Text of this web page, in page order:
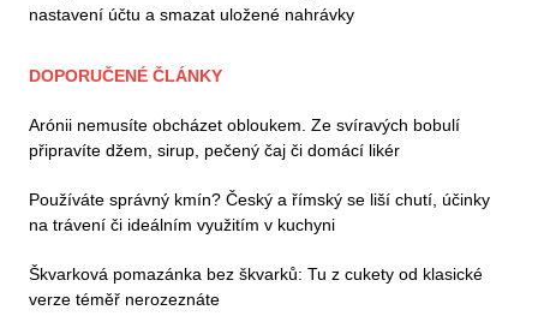
nastavení účtu a smazat uložené nahrávky
DOPORUČENÉ ČLÁNKY
Arónii nemusíte obcházet obloukem. Ze svíravých bobulí
připravíte džem, sirup, pečený čaj či domácí likér
Používáte správný kmín? Český a římský se liší chutí, účinky
na trávení či ideálním využitím v kuchyni
Škvarková pomazánka bez škvarků: Tu z cukety od klasické
verze téměř nerozeznáte